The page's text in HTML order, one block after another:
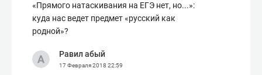
«Прямого натаскивания на ЕГЭ нет, но...»:
куда нас ведет предмет «русский как
родной»?
Равил абый
17 Февраля 2018 22:59